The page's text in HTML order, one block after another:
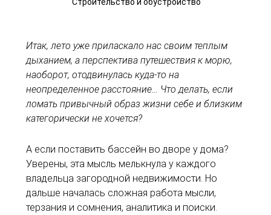
Строительство и обустройство
Итак, лето уже приласкало нас своим теплым
дыханием, а перспектива путешествия к морю,
наоборот, отодвинулась куда-то на
неопределенное расстояние… Что делать, если
ломать привычный образ жизни себе и близким
категорически не хочется?
А если поставить бассейн во дворе у дома?
Уверены, эта мысль мелькнула у каждого
владельца загородной недвижимости. Но
дальше началась сложная работа мысли,
терзания и сомнения, аналитика и поиски.